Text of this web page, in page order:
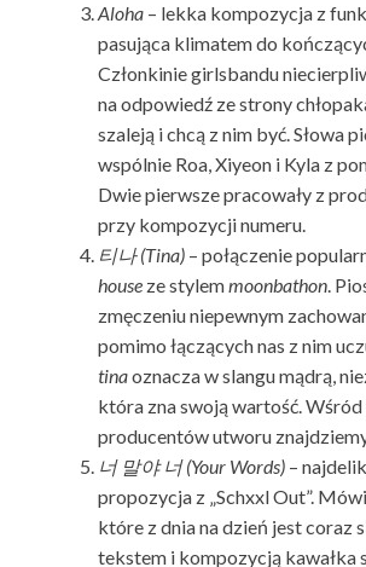
Aloha – lekka kompozycja z
pasująca klimatem do
Członkinie girlsbandu
na odpowiedź ze strony
szaleją i chcą z nim być. Słowa
wspólnie Roa, Xiyeon i Kyla z
Dwie pierwsze pracowały z
przy kompozycji numeru.
티나(Tina) – połączenie
house ze stylemmoonbathon.
zmęczeniu niepewnym
pomimo łączących nas z nim
tinaoznacza w slangu mądrą,
która zna swoją wartość.
producentów utworu
너 말야 너(Your Words) –
propozycja z „Schxxl Out”.
które z dnia na dzień jest coraz
tekstem i kompozycją kawałka